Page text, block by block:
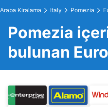
Araba Kiralama Italy Pomezia
Pomezia
bulunan